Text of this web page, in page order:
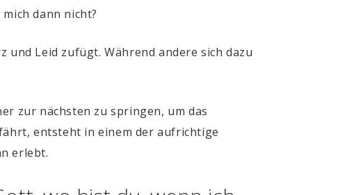
dann nicht?
und Leid zufügt. Während andere sich dazu
zur nächsten zu springen, um das
entsteht in einem der aufrichtige
erlebt.